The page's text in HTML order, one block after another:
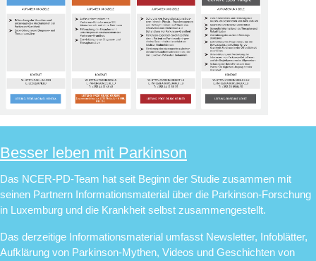
Besser leben mit Parkinson
Das NCER-PD-Team hat seit Beginn der Studie zusammen mit
seinen Partnern Informationsmaterial über die Parkinson-Forschung
in Luxemburg und die Krankheit selbst zusammengestellt.
Das derzeitige Informationsmaterial umfasst Newsletter, Infoblätter,
Aufklärung von Parkinson-Mythen, Videos und Geschichten von